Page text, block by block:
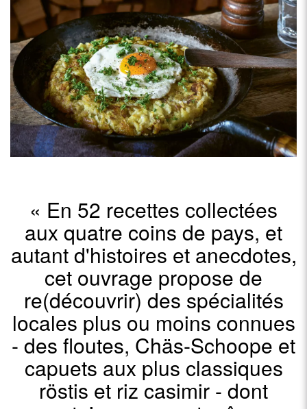
décoration et ayant une forte attirance personnelle pour le
portrait, le parcours de
Dorian Rollinl'a mené depuis quelques
années à la photographie culinaire. Il a notamment signé le beau
livre
Meilleurs ouvriers de Franceen 2017. Il a réalisé les photos
des ouvragesHaute Fondue,HauteRaclette,Pains Maison,
Simplement SuisseetDouceurs Suissespour le compte
d’Helvetiq. Ses photographies apparaissent dans de nombreux
magazines tels queTélérama,Les Échos,La Croix ou Le
Moniteur. Il vit en France (Alsace).
« En 52 recettes collectées
aux quatre coins de pays, et
autant d'histoires et anecdotes,
cet ouvrage propose de
re(découvrir) des spécialités
locales plus ou moins connues
- des floutes, Chäs-Schoope et
capuets aux plus classiques
röstis et riz casimir - dont